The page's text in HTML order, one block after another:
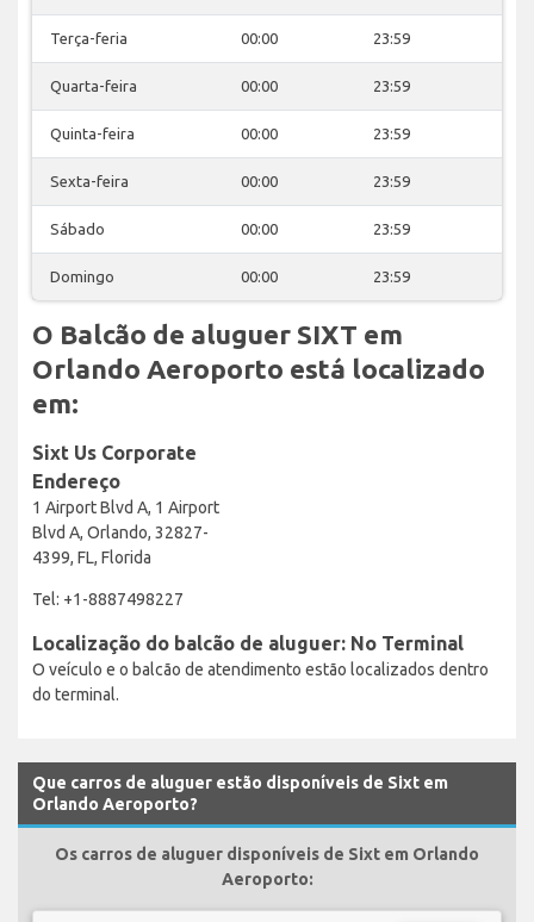
Terça-feria 00:00 23:59
Quarta-feira 00:00 23:59
Quinta-feira 00:00 23:59
Sexta-feira 00:00 23:59
Sábado 00:00 23:59
Domingo 00:00 23:59
O Balcão de aluguer SIXT em
Orlando Aeroporto está localizado
em:
Sixt Us Corporate
Endereço
1 Airport Blvd A, 1 Airport
Blvd A, Orlando, 32827-
4399, FL, Florida
Tel: +1-8887498227
Localização do balcão de aluguer: No Terminal
O veículo e o balcão de atendimento estão localizados dentro
do terminal.
Que carros de aluguer estão disponíveis de Sixt em
Orlando Aeroporto?
Os carros de aluguer disponíveis de Sixt em Orlando
Aeroporto: